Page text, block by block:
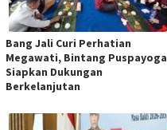
Bang Jali Curi Perhatian
Megawati, Bintang Puspayoga
Siapkan Dukungan
Berkelanjutan